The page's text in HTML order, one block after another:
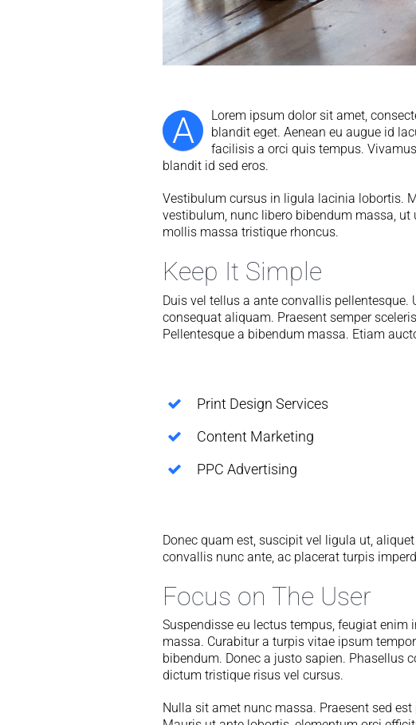
A
Lorem ipsum dolor sit amet,
blandit eget. Aenean eu augue id
facilisis a orci quis tempus.
blandit id sed eros.
Vestibulum cursus in ligula lacinia lobortis.
vestibulum, nunc libero bibendum massa,
mollis massa tristique rhoncus.
Keep It Simple
Duis vel tellus a ante convallis
consequat aliquam. Praesent semper
Pellentesque a bibendum massa. Etiam
Print Design Services
Content Marketing
PPC Advertising
Donec quam est, suscipit vel ligula ut,
convallis nunc ante, ac placerat turpis
Focus on The User
Suspendisse eu lectus tempus, feugiat
massa. Curabitur a turpis vitae ipsum
bibendum. Donec a justo sapien. Phasellus
dictum tristique risus vel cursus.
Nulla sit amet nunc massa. Praesent sed